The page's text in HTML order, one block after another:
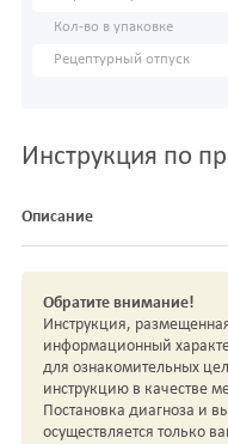
Кол-во в упаковке
Рецептурный отпуск
Инструкция по
Описание
Обратите внимание!
Инструкция,
информационный
для ознакомительных
инструкцию в качестве
Постановка диагноза и
осуществляется только